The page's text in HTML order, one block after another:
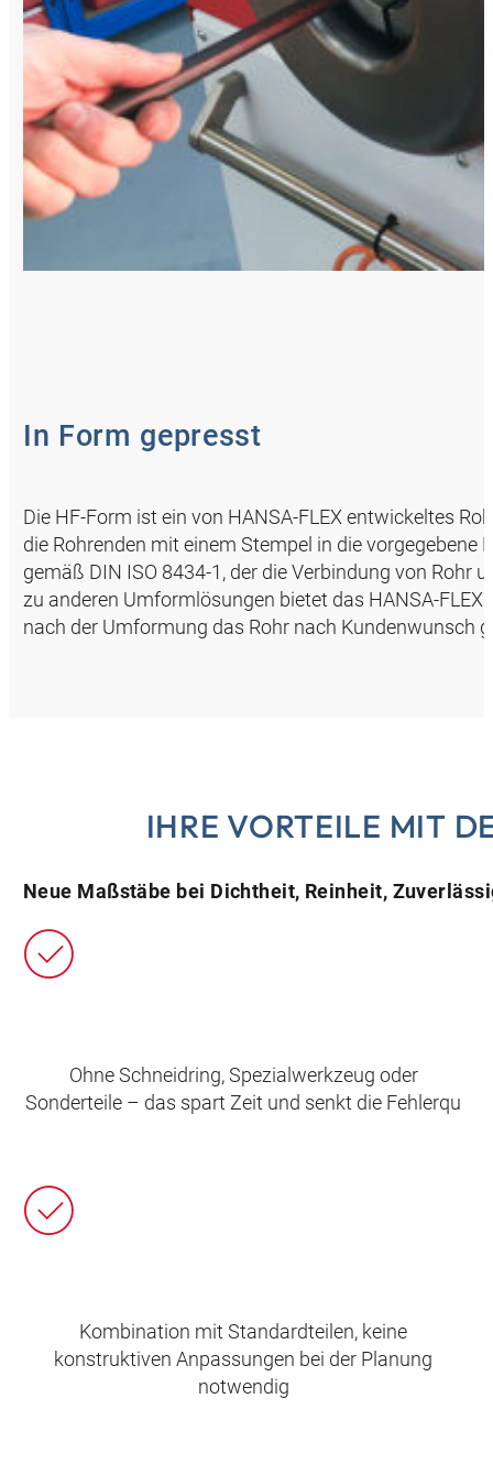
In Form gepresst
Die HF-Form ist ein von HANSA‑FLEX entwickeltes
die Rohrenden mit einem Stempel in die
gemäß DIN ISO 8434-1, der die Verbindung von
zu anderen Umformlösungen bietet das
nach der Umformung das Rohr nach Kundenwunsch
IHRE VORTEILE MIT
Neue Maßstäbe bei Dichtheit, Reinheit,
Ohne Schneidring, Spezialwerkzeug oder
Sonderteile – das spart Zeit und senkt die Fehlerqu
Kombination mit Standardteilen, keine
konstruktiven Anpassungen bei der Planung
notwendig